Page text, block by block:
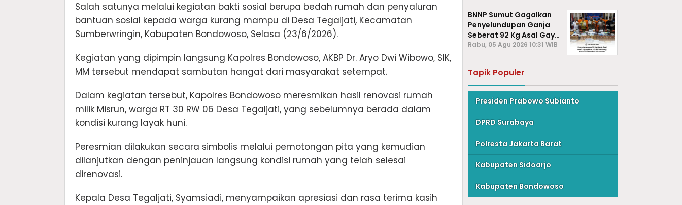
Salah satunya melalui kegiatan bakti sosial berupa bedah rumah dan penyaluran
bantuan sosial kepada warga kurang mampu di Desa Tegaljati, Kecamatan
Sumberwringin, Kabupaten Bondowoso, Selasa (23/6/2026).
Kegiatan yang dipimpin langsung Kapolres Bondowoso, AKBP Dr. Aryo Dwi Wibowo, SIK,
MM tersebut mendapat sambutan hangat dari masyarakat setempat.
Dalam kegiatan tersebut, Kapolres Bondowoso meresmikan hasil renovasi rumah
milik Misrun, warga RT 30 RW 06 Desa Tegaljati, yang sebelumnya berada dalam
kondisi kurang layak huni.
Peresmian dilakukan secara simbolis melalui pemotongan pita yang kemudian
dilanjutkan dengan peninjauan langsung kondisi rumah yang telah selesai
direnovasi.
Kepala Desa Tegaljati, Syamsiadi, menyampaikan apresiasi dan rasa terima kasih
BNNP Sumut Gagalkan
Penyelundupan Ganja
Seberat 92 Kg Asal Gayo
Lues, Aceh.
Rabu, 05 Agu 2026 10:31 WIB
Topik Populer
Presiden Prabowo Subianto
DPRD Surabaya
Polresta Jakarta Barat
Kabupaten Sidoarjo
Kabupaten Bondowoso